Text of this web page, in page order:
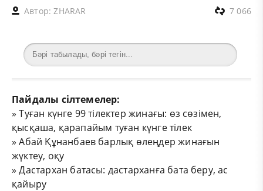
Автор:ZHARAR 7 066
Пайдалы сілтемелер:
»Туған күнге 99 тілектер жинағы: өз сөзімен,
қысқаша, қарапайым туған күнге тілек
»Абай Құнанбаев барлық өлеңдер жинағын
жүктеу, оқу
»Дастархан батасы: дастарханға бата беру, ас
қайыру